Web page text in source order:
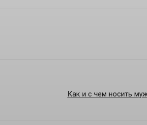
Как и с чем носить